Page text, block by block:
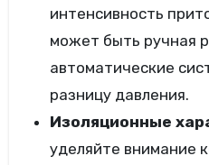
интенсивность
может быть ручная
автоматические
разницу давления.
Изоляционные
уделяйте внимание